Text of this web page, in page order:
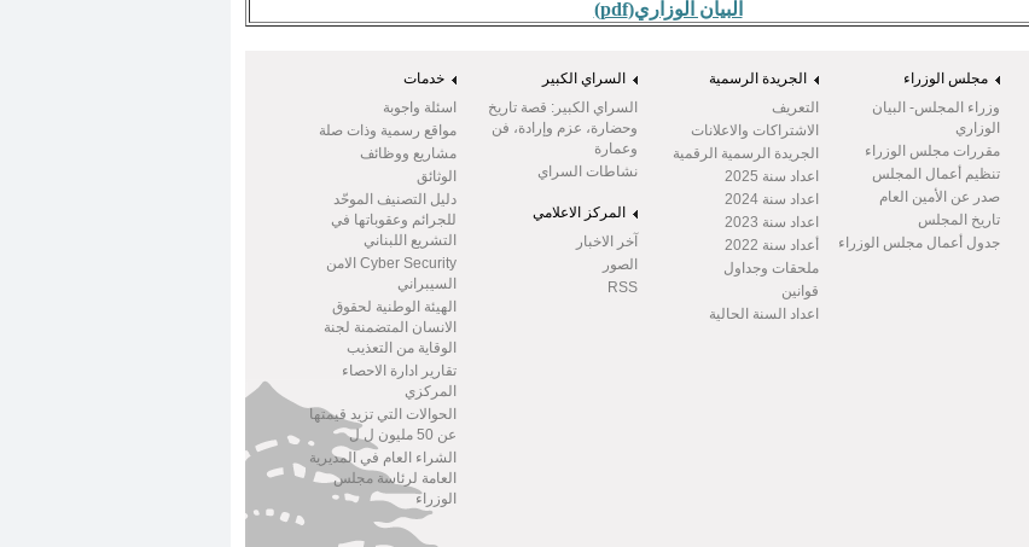
البيان الوزاري(pdf)
مجلس الوزراء
وزراء المجلس- البيان
الوزاري
مقررات مجلس الوزراء
تنظيم أعمال المجلس
صدر عن الأمين العام
تاريخ المجلس
جدول أعمال مجلس الوزراء
الجريدة الرسمية
التعريف
الاشتراكات والاعلانات
الجريدة الرسمية الرقمية
اعداد سنة 2025
اعداد سنة 2024
اعداد سنة 2023
أعداد سنة 2022
ملحقات وجداول
قوانين
اعداد السنة الحالية
السراي الكبير
السراي الكبير: قصة تاريخ
وحضارة، عزم وإرادة، فن
وعمارة
نشاطات السراي
المركز الاعلامي
آخر الاخبار
الصور
RSS
خدمات
اسئلة واجوبة
مواقع رسمية وذات صلة
مشاريع ووظائف
الوثائق
دليل التصنيف الموحّد
للجرائم وعقوباتها في
التشريع اللبناني
Cyber Security الامن
السيبراني
الهيئة الوطنية لحقوق
الانسان المتضمنة لجنة
الوقاية من التعذيب
تقارير ادارة الاحصاء
المركزي
الحوالات التي تزيد قيمتها
عن 50 مليون ل ل
الشراء العام في المديرية
العامة لرئاسة مجلس
الوزراء